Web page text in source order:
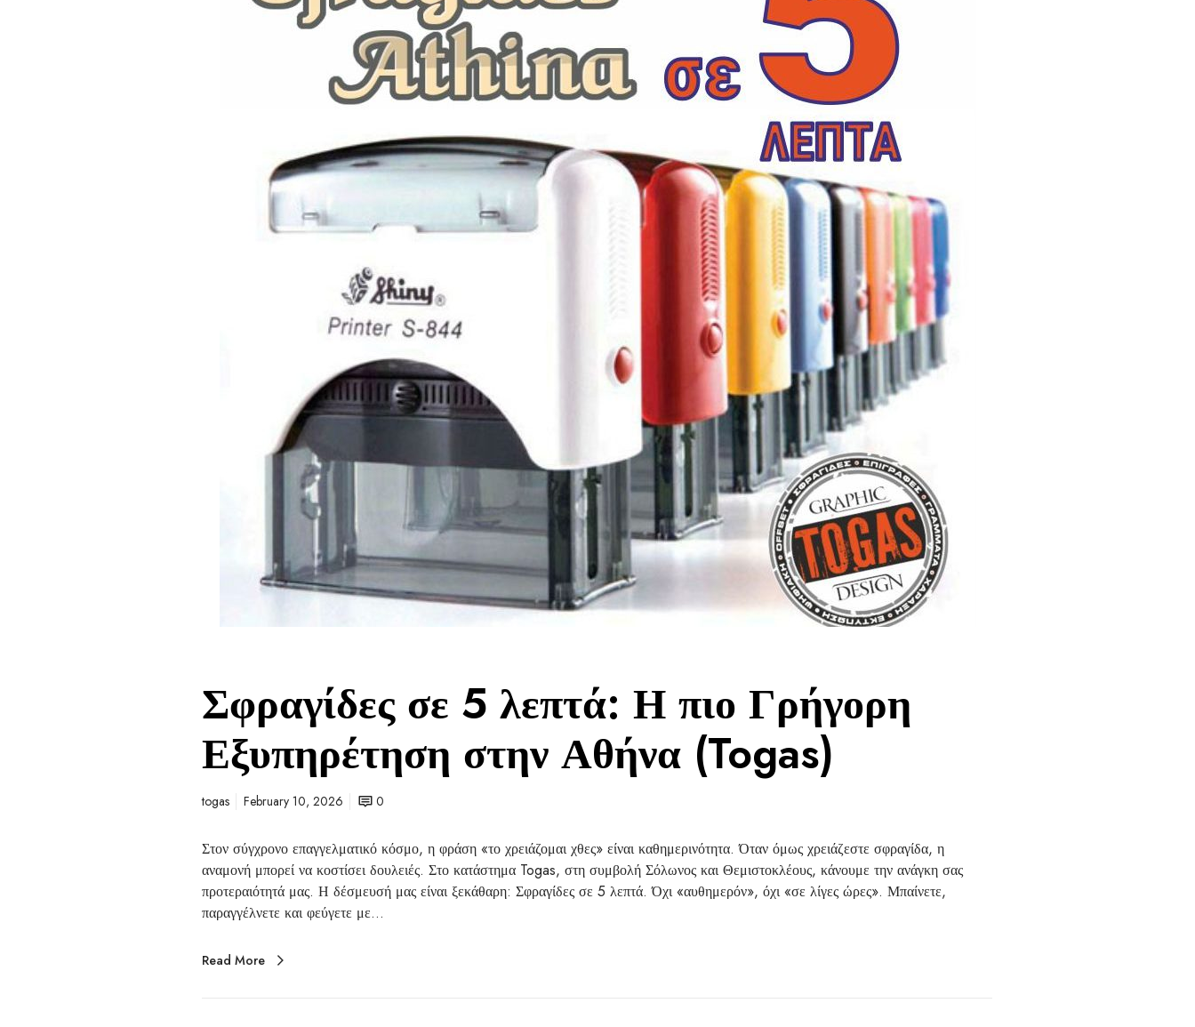
Σφραγίδες σε 5 λεπτά: Η πιο Γρήγορη
Εξυπηρέτηση στην Αθήνα (Togas)
togas February 10, 2026 0
Στον σύγχρονο επαγγελματικό κόσμο, η φράση «το χρειάζομαι χθες» είναι καθημερινότητα. Όταν όμως χρειάζεστε σφραγίδα, η
αναμονή μπορεί να κοστίσει δουλειές. Στο κατάστημα Togas, στη συμβολή Σόλωνος και Θεμιστοκλέους, κάνουμε την ανάγκη σας
προτεραιότητά μας. Η δέσμευσή μας είναι ξεκάθαρη: Σφραγίδες σε 5 λεπτά. Όχι «αυθημερόν», όχι «σε λίγες ώρες». Μπαίνετε,
παραγγέλνετε και φεύγετε με…
Read More